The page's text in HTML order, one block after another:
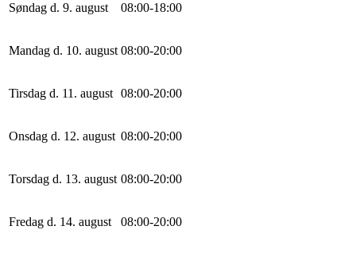
Søndag d. 9. august 08:00-18:00
Mandag d. 10. august 08:00-20:00
Tirsdag d. 11. august 08:00-20:00
Onsdag d. 12. august 08:00-20:00
Torsdag d. 13. august 08:00-20:00
Fredag d. 14. august 08:00-20:00